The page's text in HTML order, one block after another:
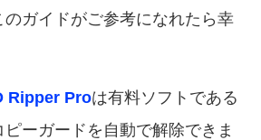
のガイドがご参考になれたら幸
Ripper Proは有料ソフトである
ーガードを自動で解除できま